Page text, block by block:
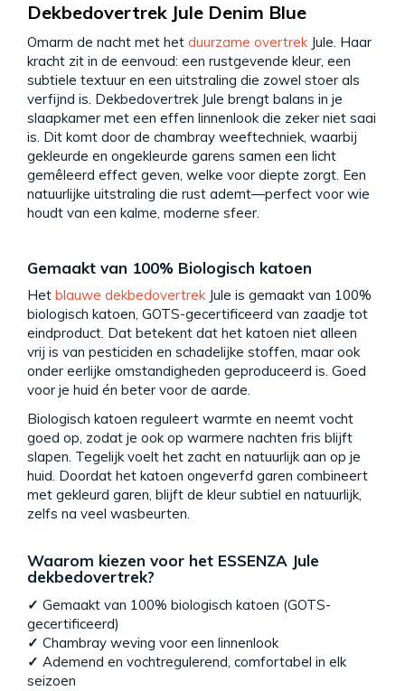
Dekbedovertrek Jule Denim Blue
Omarm de nacht met het duurzame overtrek Jule. Haar
kracht zit in de eenvoud: een rustgevende kleur, een
subtiele textuur en een uitstraling die zowel stoer als
verfijnd is. Dekbedovertrek Jule brengt balans in je
slaapkamer met een effen linnenlook die zeker niet saai
is. Dit komt door de chambray weeftechniek, waarbij
gekleurde en ongekleurde garens samen een licht
gemêleerd effect geven, welke voor diepte zorgt. Een
natuurlijke uitstraling die rust ademt—perfect voor wie
houdt van een kalme, moderne sfeer.
Gemaakt van 100% Biologisch katoen
Het blauwe dekbedovertrekJule is gemaakt van 100%
biologisch katoen, GOTS-gecertificeerd van zaadje tot
eindproduct. Dat betekent dat het katoen niet alleen
vrij is van pesticiden en schadelijke stoffen, maar ook
onder eerlijke omstandigheden geproduceerd is. Goed
voor je huid én beter voor de aarde.
Biologisch katoen reguleert warmte en neemt vocht
goed op, zodat je ook op warmere nachten fris blijft
slapen. Tegelijk voelt het zacht en natuurlijk aan op je
huid. Doordat het katoen ongeverfd garen combineert
met gekleurd garen, blijft de kleur subtiel en natuurlijk,
zelfs na veel wasbeurten.
Waarom kiezen voor het ESSENZA Jule
dekbedovertrek?
✓ Gemaakt van 100% biologisch katoen (GOTS-
gecertificeerd)
✓ Chambray weving voor een linnenlook
✓ Ademend en vochtregulerend, comfortabel in elk
seizoen